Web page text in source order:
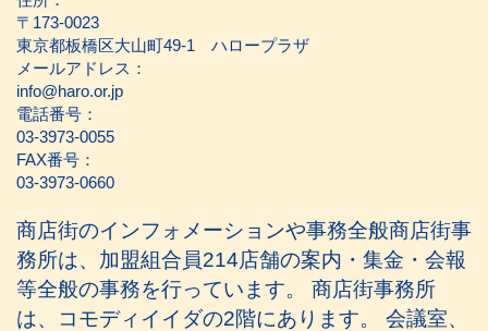
〒173-0023
東京都板橋区大山町49-1 ハロープラザ
メールアドレス：
info@haro.or.jp
電話番号：
03-3973-0055
FAX番号：
03-3973-0660
商店街のインフォメーションや事務全般商店街事
務所は、加盟組合員214店舗の案内・集金・会報
等全般の事務を行っています。 商店街事務所
は、コモディイイダの2階にあります。 会議室、